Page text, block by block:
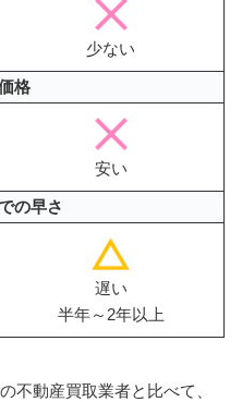
少ない
格
安い
の早さ
遅い
半年～2年以上
不動産買取業者と比べて、